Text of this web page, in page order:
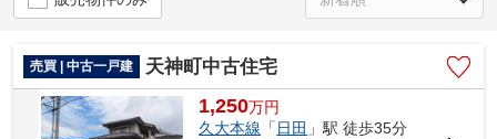
売買 | 中古一戸建 天神町中古住宅
1,250万円
久大本線 「 日田 」駅 徒歩35分